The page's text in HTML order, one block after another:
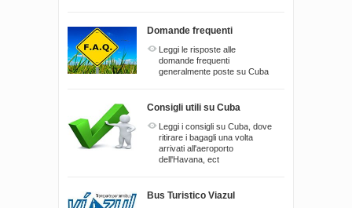
Domande frequenti
Leggi le risposte alle
domande frequenti
generalmente poste su Cuba
Consigli utili su Cuba
Leggi i consigli su Cuba, dove
ritirare i bagagli una volta
arrivati all'aeroporto
dell'Havana, ect
Bus Turistico Viazul